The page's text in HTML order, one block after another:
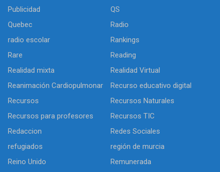
Publicidad
QS
Quebec
Radio
radio escolar
Rankings
Rare
Reading
Realidad mixta
Realidad Virtual
Reanimación Cardiopulmonar
Recurso educativo digital
Recursos
Recursos Naturales
Recursos para profesores
Recursos TIC
Redaccion
Redes Sociales
refugiados
región de murcia
Reino Unido
Remunerada